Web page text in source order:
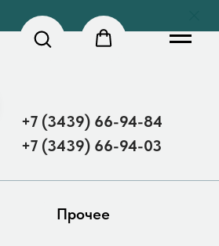
+7 (3439) 66-94-84
+7 (3439) 66-94-03
Прочее